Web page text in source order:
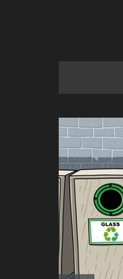
کارتون و
خیری
فصل